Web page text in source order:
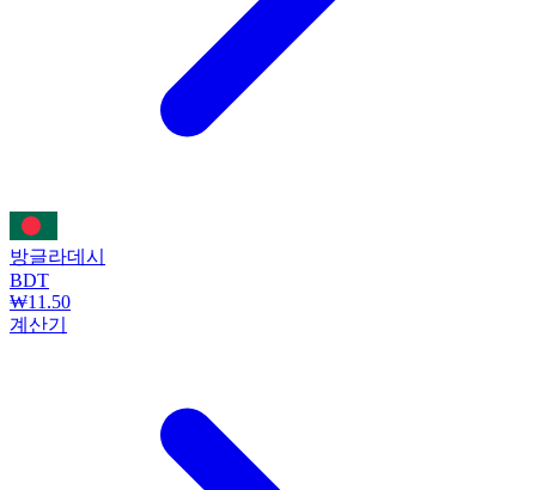
방글라데시
BDT
₩11.50
계산기